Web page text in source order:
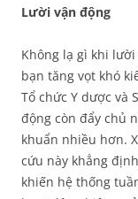
Lười vận động
Không lạ gì khi
bạn tăng vọt khó
Tổ chức Y dược và
động còn đẩy chủ
khuẩn nhiều hơn.
cứu này khẳng
khiến hệ thống